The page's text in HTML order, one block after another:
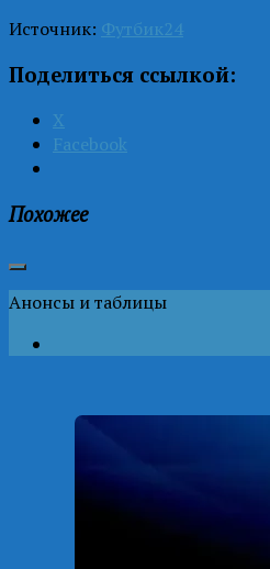
Источник: Футбик24
Поделиться ссылкой:
X
Facebook
Похожее
Анонсы и таблицы